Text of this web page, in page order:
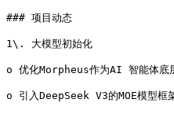
### 项目动态
1\. 大模型初始化
o 优化Morpheus作为AI 智能体底
o 引入DeepSeek V3的MOE模型框